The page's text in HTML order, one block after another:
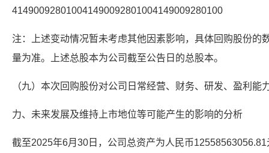
414900928010041490092801004149009280100
注：上述变动情况暂未考虑其他因素影响，具体回购股份的
量为准。上述总股本为公司截至公告日的总股本。
（九）本次回购股份对公司日常经营、财务、研发、盈利能
力、未来发展及维持上市地位等可能产生的影响的分析
截至2025年6月30日，公司总资产为人民币